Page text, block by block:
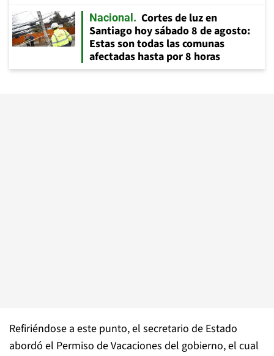
Nacional
Cortes de luz en
Santiago hoy sábado 8 de agosto:
Estas son todas las comunas
afectadas hasta por 8 horas
Refiriéndose a este punto, el secretario de Estado
abordó el Permiso de Vacaciones del gobierno, el cual